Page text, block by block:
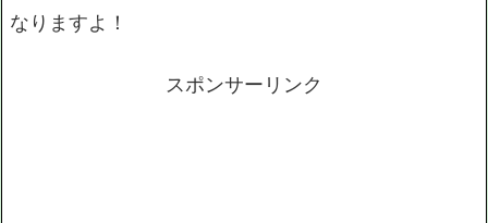
なりますよ！
スポンサーリンク